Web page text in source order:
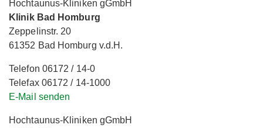
Hochtaunus-Kliniken gGmbH
Klinik Bad Homburg
Zeppelinstr. 20
61352 Bad Homburg v.d.H.
Telefon 06172 / 14-0
Telefax 06172 / 14-1000
E-Mail senden
Hochtaunus-Kliniken gGmbH